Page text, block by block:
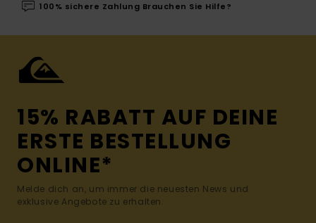
100% sichere Zahlung Brauchen Sie Hilfe?
15% RABATT AUF DEINE
ERSTE BESTELLUNG
ONLINE*
Melde dich an, um immer die neuesten News und
exklusive Angebote zu erhalten.